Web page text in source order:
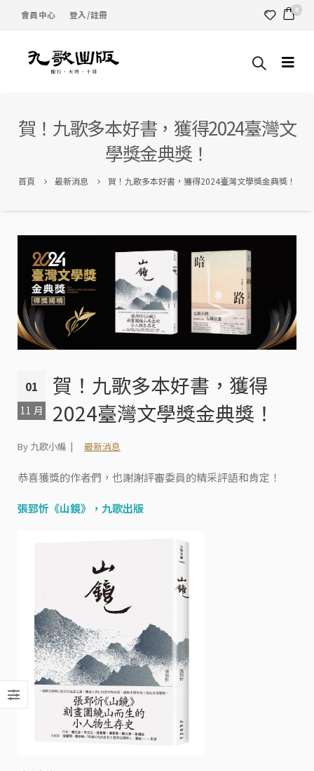
會員中心 登入/註冊 0
賀！九歌多本好書，獲得2024臺灣文
學獎金典獎！
首頁 最新消息 賀！九歌多本好書，獲得2024臺灣文學獎金典獎！
01
11 月
賀！九歌多本好書，獲得
2024臺灣文學獎金典獎！
By 九歌小編 最新消息
恭喜獲獎的作者們，也謝謝評審委員的精采評語和肯定！
張郅忻《山鏡》，九歌出版